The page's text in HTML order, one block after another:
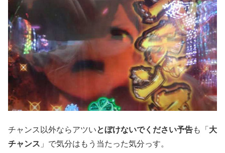
チャンス以外ならアツいとぼけないでください予告も「 大
チャンス 」で気分はもう当たった気分っす。